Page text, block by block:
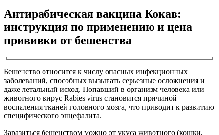
Антирабическая вакцина Кокав:
инструкция по применению и цена
прививки от бешенства
Бешенство относится к числу опасных инфекционных
заболеваний, способных вызывать серьезные осложнения и
даже летальный исход. Попавший в организм человека или
животного вирус Rabies virus становится причиной
воспаления тканей головного мозга, что приводит к развитию
специфического энцефалита.
Заразиться бешенством можно от укуса животного (кошки,